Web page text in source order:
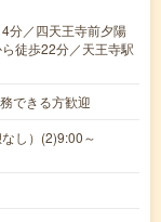
分／四天王寺前夕陽
徒歩22分／天王寺駅
できる方歓迎
し）(2)9:00～